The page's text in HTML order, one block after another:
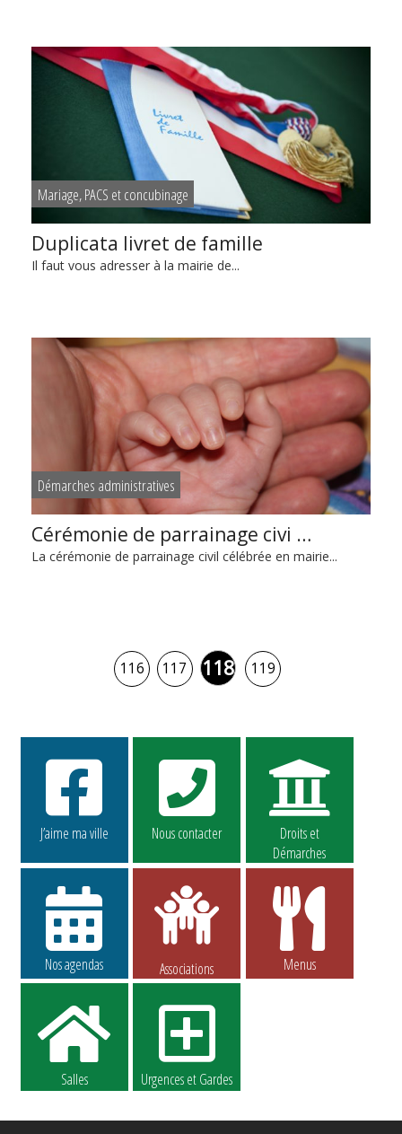
Mariage, PACS et concubinage
Duplicata livret de famille
Il faut vous adresser à la mairie de...
Démarches administratives
Cérémonie de parrainage civi …
La cérémonie de parrainage civil célébrée en mairie...
116 117 118 119
J’aime ma ville Nous contacter
Droits et
Démarches
Nos agendas Associations Menus
Salles Urgences et Gardes